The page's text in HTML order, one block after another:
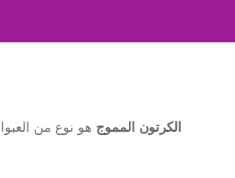
الكرتون المموج هو نوع من